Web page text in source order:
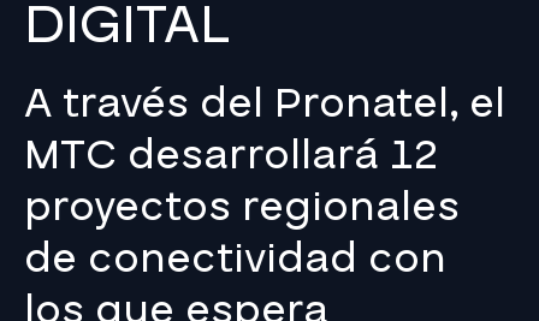
DIGITAL
A través del Pronatel, el
MTC desarrollará 12
proyectos regionales
de conectividad con